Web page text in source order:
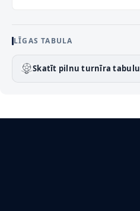
LĪGAS TABULA
Skatīt pilnu turnīra tabulu